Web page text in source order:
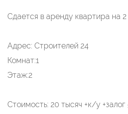
Сдается в аренду квартира на
Адрес: Строителей 24
Комнат:1
Этаж:2
Стоимость: 20 тысяч +к/у +залог